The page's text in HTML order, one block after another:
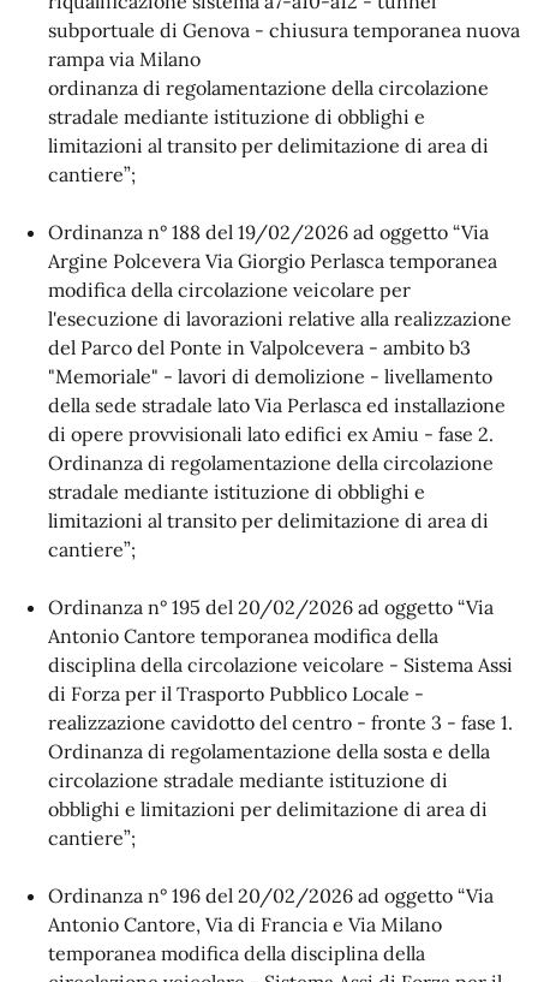
subportuale di Genova - chiusura temporanea nuova
rampa via Milano
ordinanza di regolamentazione della circolazione
stradale mediante istituzione di obblighi e
limitazioni al transito per delimitazione di area di
cantiere”;
Ordinanza n° 188 del 19/02/2026 ad oggetto “Via
Argine Polcevera Via Giorgio Perlasca temporanea
modifica della circolazione veicolare per
l'esecuzione di lavorazioni relative alla realizzazione
del Parco del Ponte in Valpolcevera - ambito b3
"Memoriale" - lavori di demolizione - livellamento
della sede stradale lato Via Perlasca ed installazione
di opere provvisionali lato edifici ex Amiu - fase 2.
Ordinanza di regolamentazione della circolazione
stradale mediante istituzione di obblighi e
limitazioni al transito per delimitazione di area di
cantiere”;
Ordinanza n° 195 del 20/02/2026 ad oggetto “Via
Antonio Cantore temporanea modifica della
disciplina della circolazione veicolare - Sistema Assi
di Forza per il Trasporto Pubblico Locale -
realizzazione cavidotto del centro - fronte 3 - fase 1.
Ordinanza di regolamentazione della sosta e della
circolazione stradale mediante istituzione di
obblighi e limitazioni per delimitazione di area di
cantiere”;
Ordinanza n° 196 del 20/02/2026 ad oggetto “Via
Antonio Cantore, Via di Francia e Via Milano
temporanea modifica della disciplina della